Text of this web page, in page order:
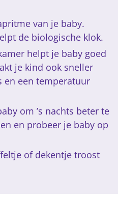
van je baby.
de biologische klok.
helpt je baby goed
je kind ook sneller
en een temperatuur
om ’s nachts beter te
en probeer je baby op
of dekentje troost